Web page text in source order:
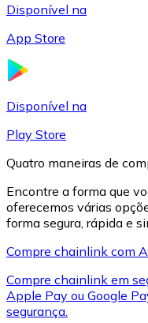
XRP
XRP
Disponível na
App Store
Disponível na
Play Store
Quatro maneiras de
Encontre a forma que
oferecemos várias
forma segura, rápida e
Compre chainlink com
Compre chainlink em
Apple Pay ou Google
segurança.